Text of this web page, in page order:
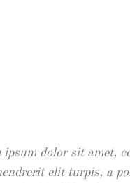
ipsum dolor sit amet,
elit turpis, a